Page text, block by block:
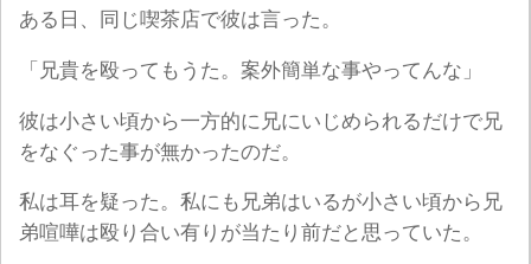
ある日、同じ喫茶店で彼は言った。
「兄貴を殴ってもうた。案外簡単な事やってんな」
彼は小さい頃から一方的に兄にいじめられるだけで兄
をなぐった事が無かったのだ。
私は耳を疑った。私にも兄弟はいるが小さい頃から兄
弟喧嘩は殴り合い有りが当たり前だと思っていた。